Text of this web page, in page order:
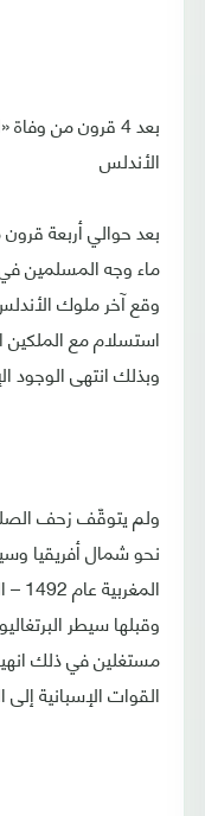
بعد 4 قرون من
الأندلس
بعد حوالي أربعة
ماء وجه المسلمين في
وقع آخر ملوك
استسلام مع الملكين
وبذلك انتهى الوجود
ولم يتوقّف زحف
نحو شمال أفريقيا
مستغلين في ذلك
القوات الإسبانية